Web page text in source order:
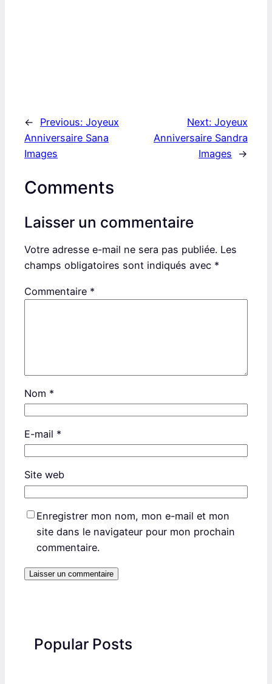
← Previous: Joyeux
Anniversaire Sana
Images
Next: Joyeux
Anniversaire Sandra
Images
→
Comments
Laisser un commentaire
Votre adresse e-mail ne sera pas publiée. Les
champs obligatoires sont indiqués avec *
Commentaire *
Nom *
E-mail *
Site web
Enregistrer mon nom, mon e-mail et mon
site dans le navigateur pour mon prochain
commentaire.
Popular Posts